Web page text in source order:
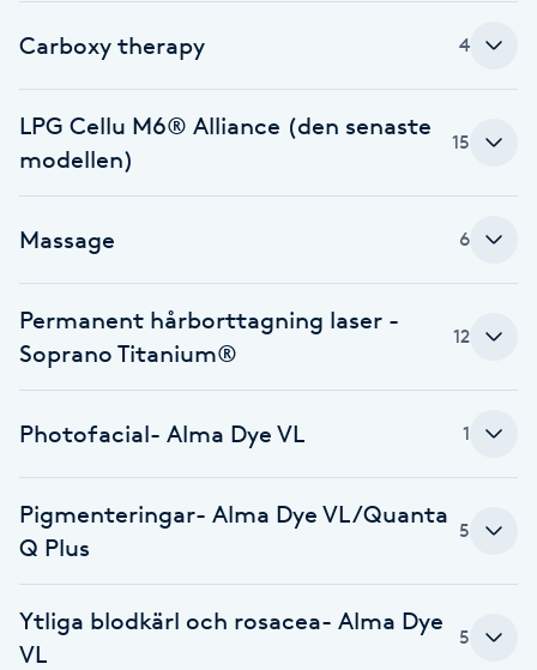
Fotvård
Fransar
Fransfärgning
Fransförlängning
Fransförlängning Megavolym
Fransk manikyr
Fransrengöring
Carboxy therapy 4
LPG Cellu M6® Alliance (den senaste
modellen)
15
Massage 6
Permanent hårborttagning laser -
Soprano Titanium®
12
Photofacial- Alma Dye VL 1
Pigmenteringar- Alma Dye VL/Quanta
Q Plus
5
Ytliga blodkärl och rosacea- Alma Dye
VL
5